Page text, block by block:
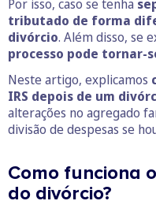
Por isso, caso se tenha
tributado de forma
divórcio. Além disso, se
processo pode tornar-
Neste artigo, explicamos
IRS depois de um
alterações no agregado
divisão de despesas se
Como funciona
do divórcio?